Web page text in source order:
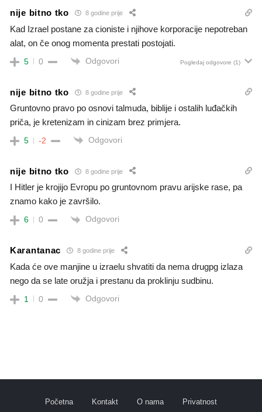
nije bitno tko 8 godine prije
Kad Izrael postane za cioniste i njihove korporacije nepotreban
alat, on če onog momenta prestati postojati.
5 0 Odgovori Pogledaj odgovore (1)
nije bitno tko 8 godine prije
Gruntovno pravo po osnovi talmuda, biblije i ostalih luđačkih
priča, je kretenizam in cinizam brez primjera.
5 -2 Odgovori
nije bitno tko 8 godine prije
I Hitler je krojijo Evropu po gruntovnom pravu arijske rase, pa
znamo kako je završilo.
6 0 Odgovori
Karantanac 8 godine prije
Kada će ove manjine u izraelu shvatiti da nema drugpg izlaza
nego da se late oružja i prestanu da proklinju sudbinu.
1 0 Odgovori
Početna Kontakt O nama Privatnost